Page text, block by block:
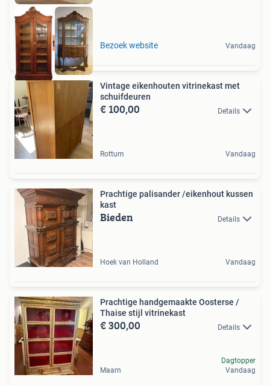
transport mogelijk Bezoek website Vandaag
Vintage eikenhouten vitrinekast met
schuifdeuren
€ 100,00 Details
Rottum Vandaag
Prachtige palisander /eikenhout kussen
kast
Bieden Details
Hoek van Holland Vandaag
Prachtige handgemaakte Oosterse /
Thaise stijl vitrinekast
€ 300,00 Details
Maarn
Dagtopper
Vandaag